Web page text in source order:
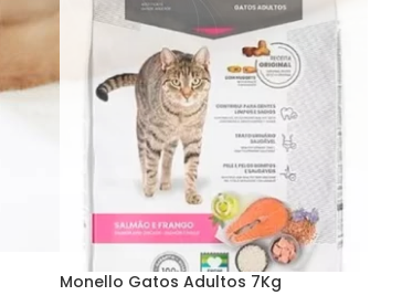
Monello Gatos Adultos 7Kg